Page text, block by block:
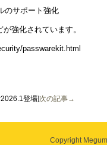
のサポート強化
強化されています。
passwarekit.html
登場]次の記事→
Copyright